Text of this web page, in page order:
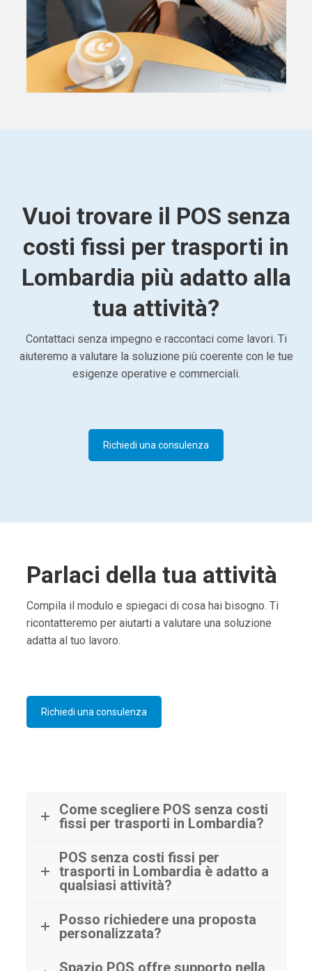
Vuoi trovare il POS senza
costi fissi per trasporti in
Lombardia più adatto alla
tua attività?
Contattaci senza impegno e raccontaci come lavori. Ti
aiuteremo a valutare la soluzione più coerente con le tue
esigenze operative e commerciali.
Richiedi una consulenza
Parlaci della tua attività
Compila il modulo e spiegaci di cosa hai bisogno. Ti
ricontatteremo per aiutarti a valutare una soluzione
adatta al tuo lavoro.
Richiedi una consulenza
Come scegliere POS senza costi
fissi per trasporti in Lombardia?
POS senza costi fissi per
trasporti in Lombardia è adatto a
qualsiasi attività?
Posso richiedere una proposta
personalizzata?
Spazio POS offre supporto nella